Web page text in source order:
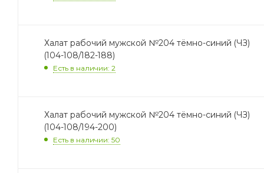
Халат рабочий мужской №204 тёмно-синий (ЧЗ)
(104-108/182-188)
Есть в наличии: 2
Халат рабочий мужской №204 тёмно-синий (ЧЗ)
(104-108/194-200)
Есть в наличии: 50